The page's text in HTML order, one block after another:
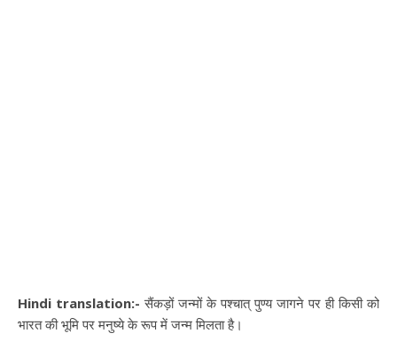
Hindi translation:- सैंकड़ों जन्मों के पश्चात् पुण्य जागने पर ही किसी को
भारत की भूमि पर मनुष्ये के रूप में जन्म मिलता है।